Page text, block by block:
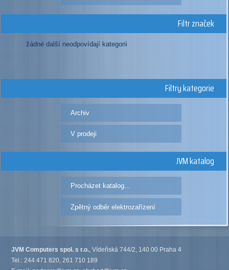
Filtr značek
žádné další neodpovídají kategorii
Filtry kategorie
Archiv
V prodeji
JVM katalog
Procházet katalog...
Zpětný odběr elektrozařízení
JVM Computers spol. s r.o., Vídeňská 744/2, 140 00 Praha 4
Tel.: 244 471 820, 261 710 189